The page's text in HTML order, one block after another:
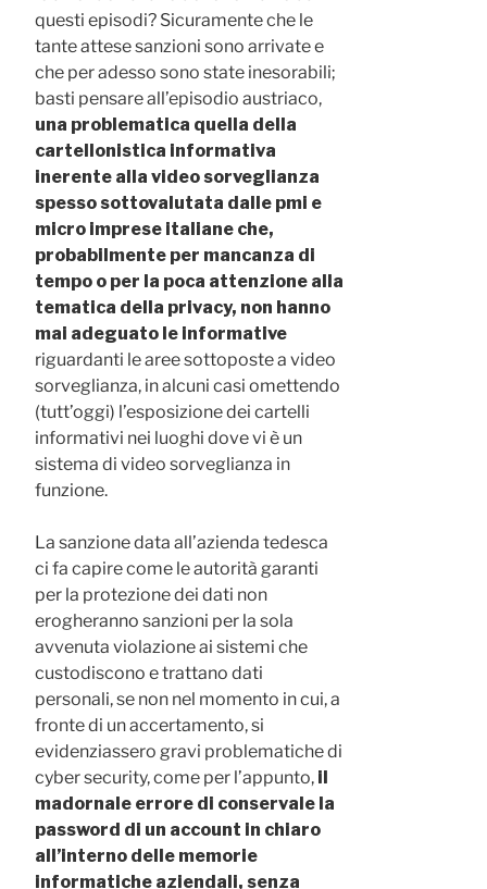
questi episodi? Sicuramente che le
tante attese sanzioni sono arrivate e
che per adesso sono state inesorabili;
basti pensare all’episodio austriaco,
una problematica quella della
cartellonistica informativa
inerente alla video sorveglianza
spesso sottovalutata dalle pmi e
micro imprese italiane che,
probabilmente per mancanza di
tempo o per la poca attenzione alla
tematica della privacy, non hanno
mai adeguato le informative
riguardanti le aree sottoposte a video
sorveglianza, in alcuni casi omettendo
(tutt’oggi) l’esposizione dei cartelli
informativi nei luoghi dove vi è un
sistema di video sorveglianza in
funzione.
La sanzione data all’azienda tedesca
ci fa capire come le autorità garanti
per la protezione dei dati non
erogheranno sanzioni per la sola
avvenuta violazione ai sistemi che
custodiscono e trattano dati
personali, se non nel momento in cui, a
fronte di un accertamento, si
evidenziassero gravi problematiche di
cyber security, come per l’appunto, il
madornale errore di conservale la
password di un account in chiaro
all’interno delle memorie
informatiche aziendali, senza